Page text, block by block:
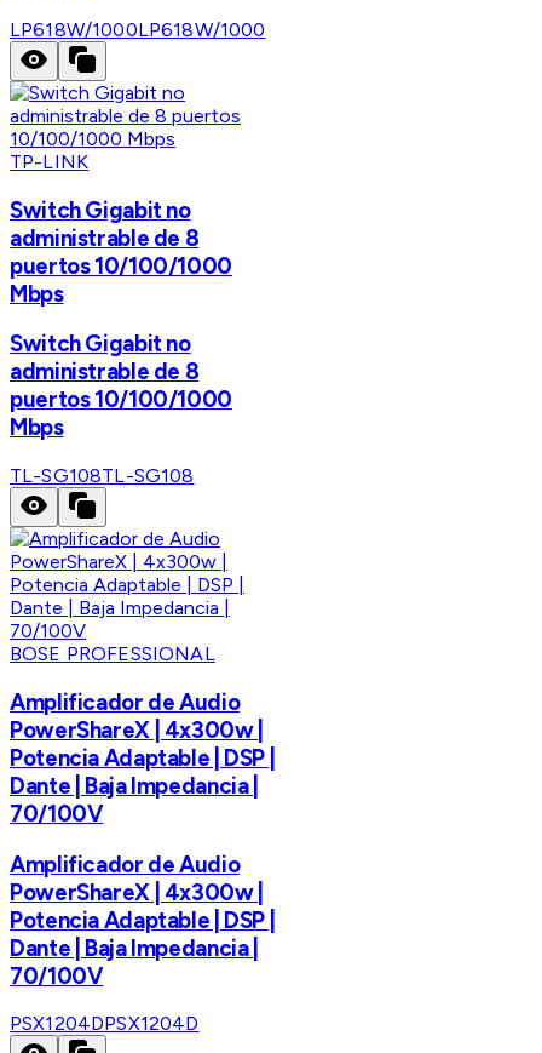
LP618W/1000LP618W/1000
TP-LINK
Switch Gigabit no
administrable de 8
puertos 10/100/1000
Mbps
Switch Gigabit no
administrable de 8
puertos 10/100/1000
Mbps
TL-SG108TL-SG108
BOSE PROFESSIONAL
Amplificador de Audio
PowerShareX | 4x300w |
Potencia Adaptable | DSP |
Dante | Baja Impedancia |
70/100V
Amplificador de Audio
PowerShareX | 4x300w |
Potencia Adaptable | DSP |
Dante | Baja Impedancia |
70/100V
PSX1204DPSX1204D